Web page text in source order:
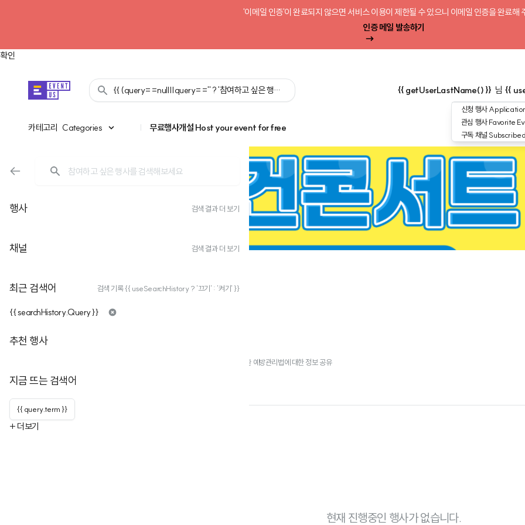
'이메일 인증'이 완료되지 않으면 서비스 이용이 제한될 수 있으니 이메일 인증을 완료해
인증 메일 발송하기
확인
{{ (query==null||query=='' ? '참여하고 싶은 행사를 검색해 보세요':query) }} {{ getUserLastName() }} 님 {{
신청 행사
관심 행사Favorite
구독 채널
카테고리 Categories
카테고리 | 무료행사개설 Host your event for free
행사 검색 결과 더 보기
채널 검색 결과 더 보기
최근 검색어 검색 기록 {{ useSearchHistory ? '끄기' : '켜기' }}
{{ searchHistory.Query }}
추천 행사
지금 뜨는 검색어
{{ query.term }}
+ 더보기
환경보건센터연합회(기후부 지정)
구독자
기후에너지환경부 지정 환경보건센터 공동으로 최신 환경보건 정보 및 환경성질환 예방관리법에 대한 정보 공유
현재 진행중인 행사가 없습니다.